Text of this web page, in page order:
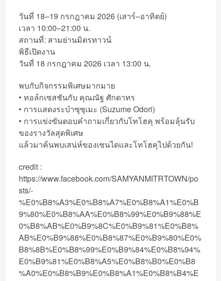
วันที่ 18–19 กรกฎาคม 2026 (เสาร์–อาทิตย์)
เวลา 10:00–21:00 น.
สถานที่: สามย่านมิตรทาวน์
พิธีเปิดงาน
วันที่ 18 กรกฎาคม 2026 เวลา 13:00 น.
พบกับกิจกรรมพิเศษมากมาย
• ทอล์กเซสชันกับ คุณณัฐ ศักดาทร
• การแสดงระบำซุซุเมะ (Suzume Odori)
• การแข่งขันตอบคำถามเกี่ยวกับโทโฮคุ พร้อมลุ้นรับ
ของรางวัลสุดพิเศษ
แล้วมาค้นพบเสน่ห์ของเซนไดและโทโฮคุไปด้วยกัน!
credit :
https://www.facebook.com/SAMYANMITRTOWN/po
sts/-
%E0%B8%A3%E0%B8%A7%E0%B8%A1%E0%B
9%80%E0%B8%AA%E0%B8%99%E0%B9%88%E
0%B8%AB%E0%B9%8C%E0%B9%81%E0%B8%
AB%E0%B9%88%E0%B8%87%E0%B9%80%E0%
B8%8B%E0%B8%99%E0%B9%84%E0%B8%94%
E0%B9%81%E0%B8%A5%E0%B8%B0%E0%B8
%A0%E0%B8%B9%E0%B8%A1%E0%B8%B4%E